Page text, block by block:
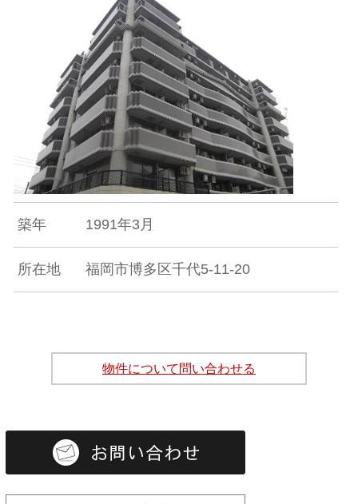
築年 1991年3月
所在地 福岡市博多区千代5-11-20
物件について問い合わせる